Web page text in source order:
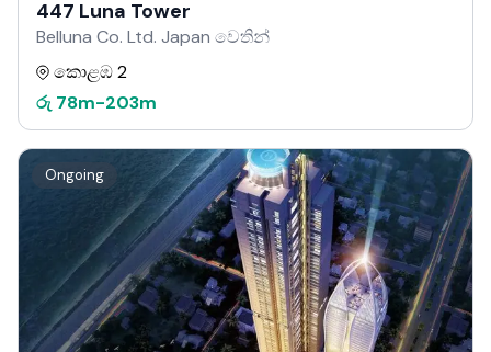
447 Luna Tower
Belluna Co. Ltd. Japan වෙතින්
කොළඹ 2
රු 78m-203m
Ongoing